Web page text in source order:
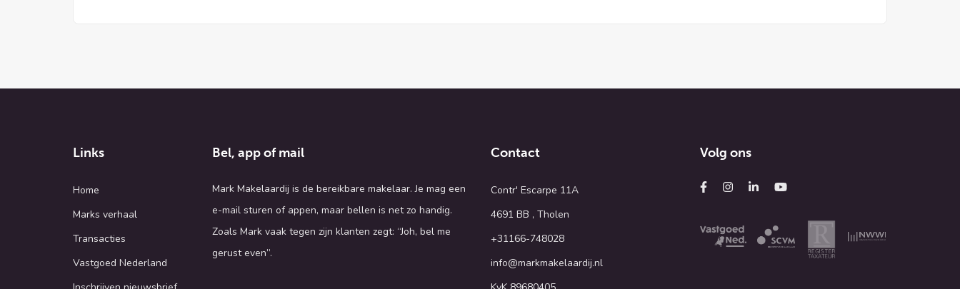
Links
Home
Marks verhaal
Transacties
Vastgoed Nederland
Bel, app of mail
Mark Makelaardij is de bereikbare makelaar. Je mag een
e-mail sturen of appen, maar bellen is net zo handig.
Zoals Mark vaak tegen zijn klanten zegt: “Joh, bel me
gerust even”.
Contact
Contr' Escarpe 11A
4691 BB , Tholen
+31166-748028
info@markmakelaardij.nl
Volg ons